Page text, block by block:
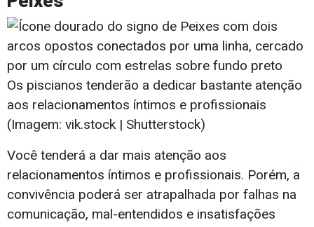
Os piscianos tenderão a dedicar bastante atenção
aos relacionamentos íntimos e profissionais
(Imagem: vik.stock | Shutterstock)
Você tenderá a dar mais atenção aos
relacionamentos íntimos e profissionais. Porém, a
convivência poderá ser atrapalhada por falhas na
comunicação, mal-entendidos e insatisfações